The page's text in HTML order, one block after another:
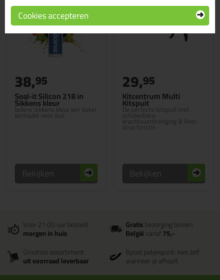
Seal-it Silicon 218 in
Sikkens kleur
Iedere Sikkens kleur per koker
gemaakt voor jou!
38,95
Bekijken
Kitcentrum Multi
Kitspuit
De perfecte kitspuit met
schakelbare
krachtoverbrenging & Anti-
drup functie
29,95
Bekijken
Voor 21:00 uur besteld
morgen in huis
Gratisbezorging binnen
Belgiëvanaf75,-
Grootste assortiment
uit voorraad leverbaar
Bpost pakjespunt: kies zelf
wanneer je afhaalt
Cookies accepteren